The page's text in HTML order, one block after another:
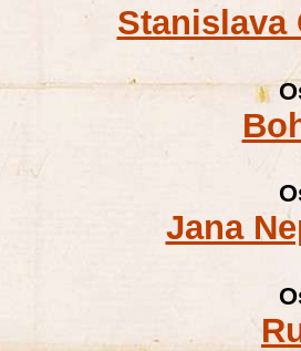
Stanislava
Jana